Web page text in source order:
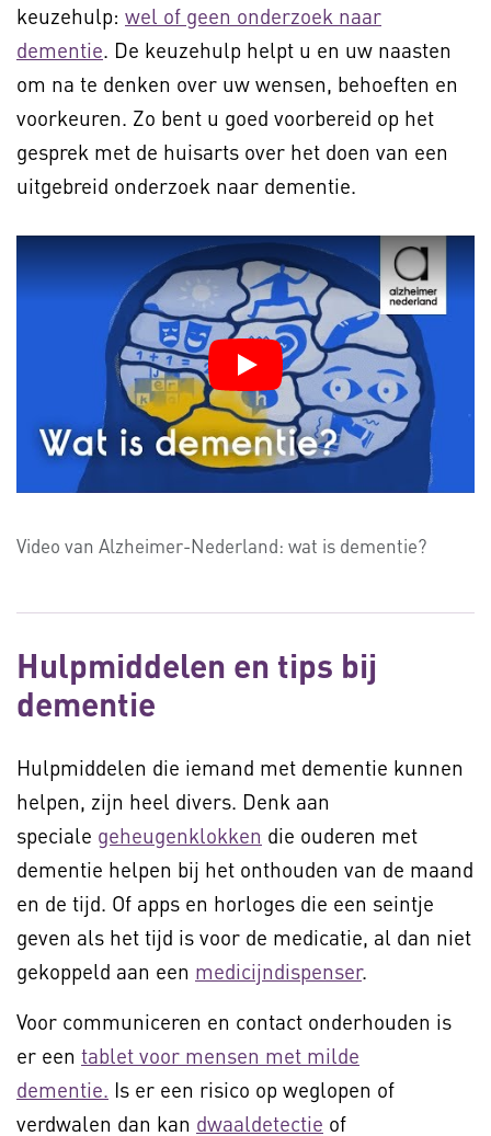
keuzehulp: wel of geen onderzoek naar
dementie. De keuzehulp helpt u en uw naasten
om na te denken over uw wensen, behoeften en
voorkeuren. Zo bent u goed voorbereid op het
gesprek met de huisarts over het doen van een
uitgebreid onderzoek naar dementie.
Video van Alzheimer-Nederland: wat is dementie?
Hulpmiddelen en tips bij
dementie
Hulpmiddelen die iemand met dementie kunnen
helpen, zijn heel divers. Denk aan
speciale geheugenklokken die ouderen met
dementie helpen bij het onthouden van de maand
en de tijd. Of apps en horloges die een seintje
geven als het tijd is voor de medicatie, al dan niet
gekoppeld aan een medicijndispenser.
Voor communiceren en contact onderhouden is
er een tablet voor mensen met milde
dementie. Is er een risico op weglopen of
verdwalen dan kan dwaaldetectie of